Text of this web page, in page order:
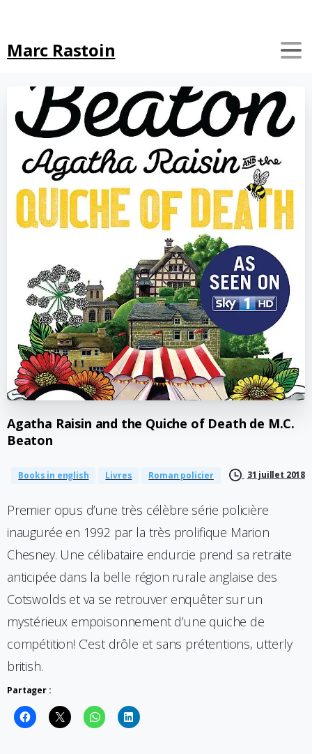
Marc Rastoin
Agatha Raisin and the Quiche of Death de M.C.
Beaton
Books in english Livres Roman policier 31 juillet 2018
Premier opus d’une très célèbre série policière
inaugurée en 1992 par la très prolifique Marion
Chesney. Une célibataire endurcie prend sa retraite
anticipée dans la belle région rurale anglaise des
Cotswolds et va se retrouver enquêter sur un
mystérieux empoisonnement d’une quiche de
compétition! C’est drôle et sans prétentions, utterly
british.
Partager :